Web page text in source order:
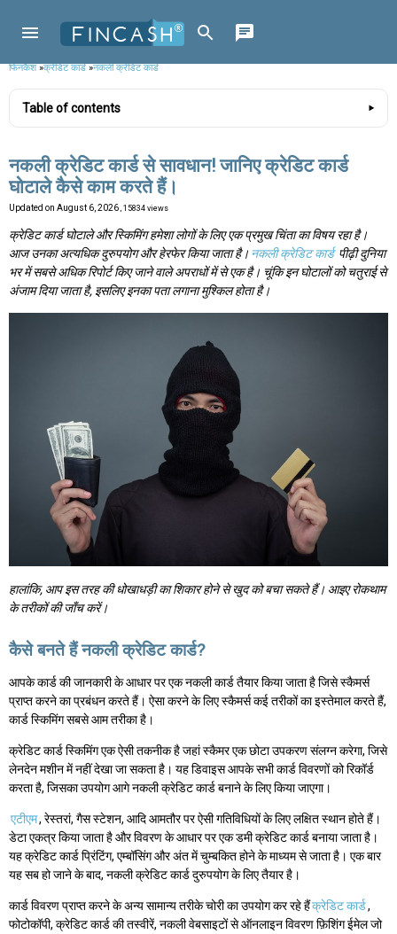
फिनकैश»क्रेडिट कार्ड»नकली क्रेडिट कार्ड
Table of contents
नकली क्रेडिट कार्ड से सावधान! जानिए क्रेडिट कार्ड
घोटाले कैसे काम करते हैं।
Updated on August 6, 2026 , 15834 views
क्रेडिट कार्ड घोटाले और स्किमिंग हमेशा लोगों के लिए एक प्रमुख चिंता का विषय रहा है।
आज उनका अत्यधिक दुरुपयोग और हेरफेर किया जाता है। नकली क्रेडिट कार्ड पीढ़ी दुनिया
भर में सबसे अधिक रिपोर्ट किए जाने वाले अपराधों में से एक है। चूंकि इन घोटालों को चतुराई से
अंजाम दिया जाता है, इसलिए इनका पता लगाना मुश्किल होता है।
हालांकि, आप इस तरह की धोखाधड़ी का शिकार होने से खुद को बचा सकते हैं। आइए रोकथाम
के तरीकों की जाँच करें।
कैसे बनते हैं नकली क्रेडिट कार्ड?
आपके कार्ड की जानकारी के आधार पर एक नकली कार्ड तैयार किया जाता है जिसे स्कैमर्स
प्राप्त करने का प्रबंधन करते हैं। ऐसा करने के लिए स्कैमर्स कई तरीकों का इस्तेमाल करते हैं,
कार्ड स्किमिंग सबसे आम तरीका है।
क्रेडिट कार्ड स्किमिंग एक ऐसी तकनीक है जहां स्कैमर एक छोटा उपकरण संलग्न करेगा, जिसे
लेनदेन मशीन में नहीं देखा जा सकता है। यह डिवाइस आपके सभी कार्ड विवरणों को रिकॉर्ड
करता है, जिसका उपयोग आगे नकली क्रेडिट कार्ड बनाने के लिए किया जाएगा।
एटीएम, रेस्तरां, गैस स्टेशन, आदि आमतौर पर ऐसी गतिविधियों के लिए लक्षित स्थान होते हैं।
डेटा एकत्र किया जाता है और विवरण के आधार पर एक डमी क्रेडिट कार्ड बनाया जाता है।
यह क्रेडिट कार्ड प्रिंटिंग, एम्बॉसिंग और अंत में चुम्बकित होने के माध्यम से जाता है। एक बार
यह सब हो जाने के बाद, नकली क्रेडिट कार्ड दुरुपयोग के लिए तैयार है।
कार्ड विवरण प्राप्त करने के अन्य सामान्य तरीके चोरी का उपयोग कर रहे हैंक्रेडिट कार्ड,
फोटोकॉपी, क्रेडिट कार्ड की तस्वीरें, नकली वेबसाइटों से ऑनलाइन विवरण फ़िशिंग ईमेल जो